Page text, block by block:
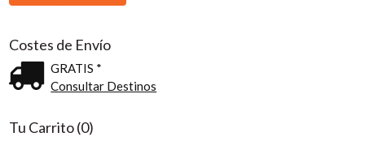
Costes de Envío
GRATIS *
Consultar Destinos
Tu Carrito (0)